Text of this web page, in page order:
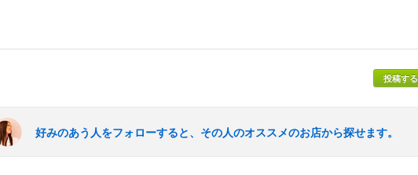
投稿する
好みのあう人をフォローすると、その人のオススメのお店から探せます。